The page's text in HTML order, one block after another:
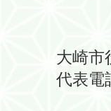
大崎市
代表電